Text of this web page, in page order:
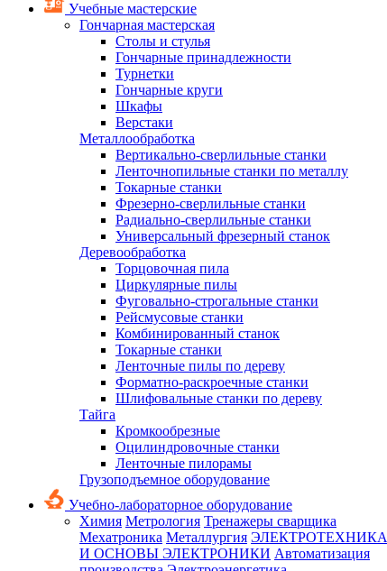
Учебные мастерские
Гончарная мастерская
Столы и стулья
Гончарные принадлежности
Турнетки
Гончарные круги
Шкафы
Верстаки
Металлообработка
Вертикально-сверлильные станки
Ленточнопильные станки по металлу
Токарные станки
Фрезерно-сверлильные станки
Радиально-сверлильные станки
Универсальный фрезерный станок
Деревообработка
Торцовочная пила
Циркулярные пилы
Фуговально-строгальные станки
Рейсмусовые станки
Комбинированный станок
Токарные станки
Ленточные пилы по дереву
Форматно-раскроечные станки
Шлифовальные станки по дереву
Тайга
Кромкообрезные
Оцилиндровочные станки
Ленточные пилорамы
Грузоподъемное оборудование
Учебно-лабораторное оборудование
Химия Метрология Тренажеры сварщика
Мехатроника Металлургия ЭЛЕКТРОТЕХНИКА
И ОСНОВЫ ЭЛЕКТРОНИКИ Автоматизация